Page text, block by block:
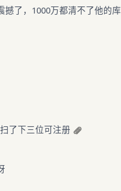
了，1000万都清不了他的库
了下三位可注册